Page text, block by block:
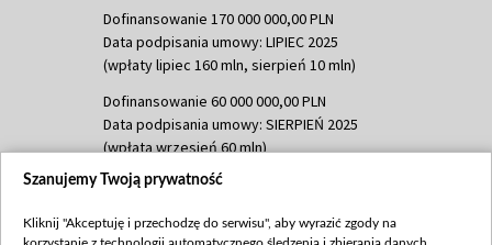
Dofinansowanie 170 000 000,00 PLN
Data podpisania umowy: LIPIEC 2025
(wpłaty lipiec 160 mln, sierpień 10 mln)
Dofinansowanie 60 000 000,00 PLN
Data podpisania umowy: SIERPIEŃ 2025
(wpłata wrzesień 60 mln)
Dofinansowanie 635 783 051,21 PLN
(wpłata wrzesień 100 mln, październik 350
Szanujemy Twoją prywatność
Kliknij "Akceptuję i przechodzę do serwisu", aby wyrazić zgody na